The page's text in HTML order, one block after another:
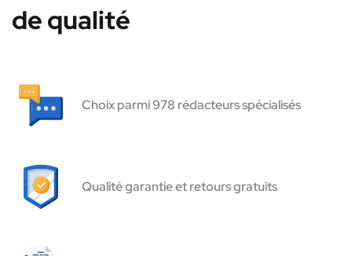
de qualité
Choix parmi 978 rédacteurs spécialisés
Qualité garantie et retours gratuits